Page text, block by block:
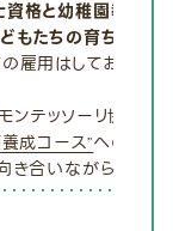
格と幼稚園教諭免
もたちの育ちを支
雇用はしておりま
ンテッソーリ協会が
成コース”への就学
き合いながら、希望